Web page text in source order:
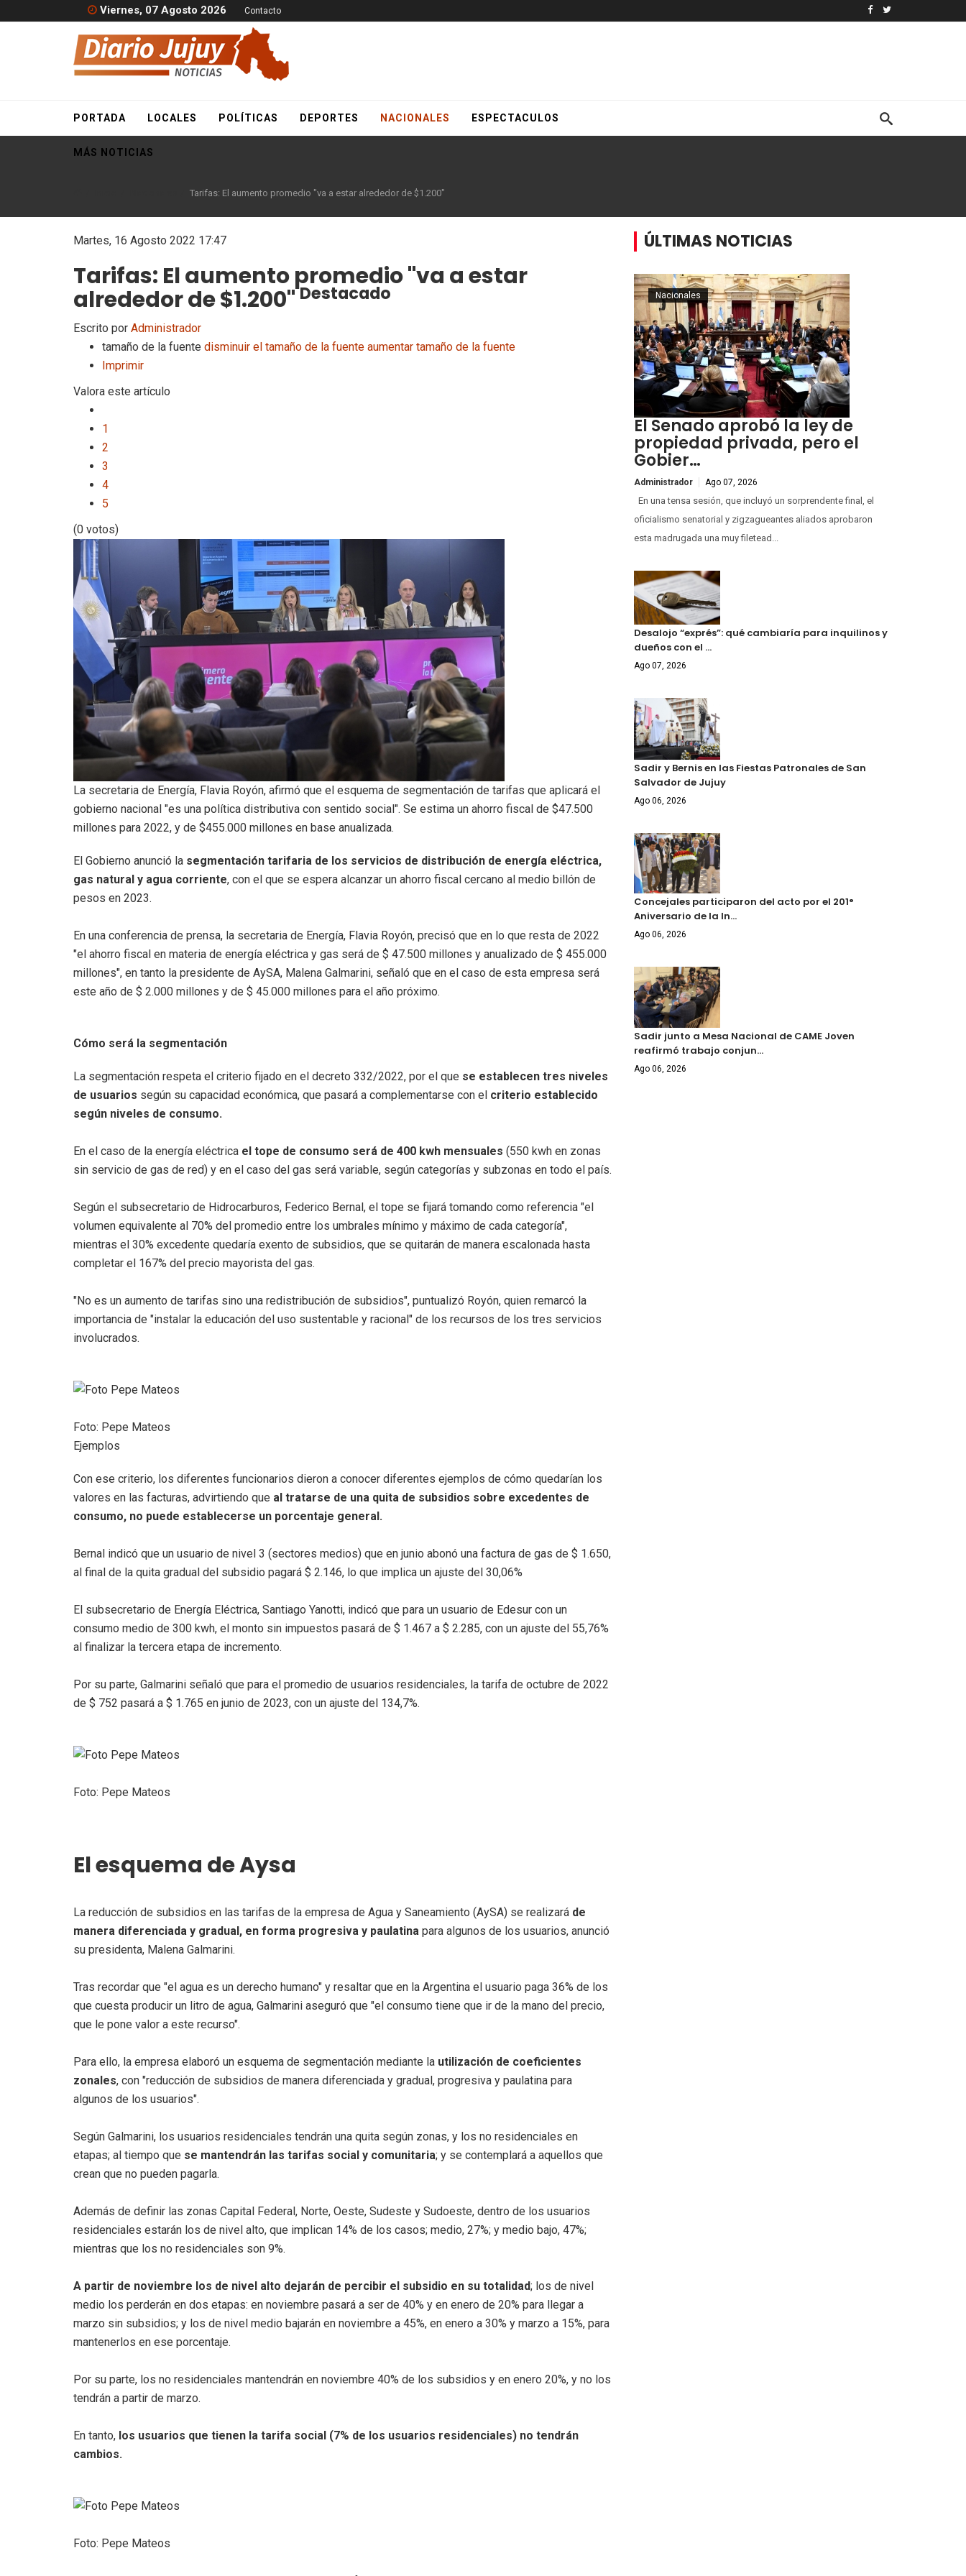
Viernes, 07 Agosto 2026 Contacto
PORTADA LOCALES POLÍTICAS DEPORTES NACIONALES ESPECTACULOS
MÁS NOTICIAS
Tarifas: El aumento promedio "va a estar alrededor de $1.200"
Martes, 16 Agosto 2022 17:47
Tarifas: El aumento promedio "va a estar
alrededor de $1.200" Destacado
Escrito por Administrador
tamaño de la fuente disminuir el tamaño de la fuente aumentar tamaño de la fuente
Imprimir
Valora este artículo
1
2
3
4
5
(0 votos)
La secretaria de Energía, Flavia Royón, afirmó que el esquema de segmentación de tarifas que aplicará el
gobierno nacional "es una política distributiva con sentido social". Se estima un ahorro fiscal de $47.500
millones para 2022, y de $455.000 millones en base anualizada.
El Gobierno anunció la segmentación tarifaria de los servicios de distribución de energía eléctrica,
gas natural y agua corriente, con el que se espera alcanzar un ahorro fiscal cercano al medio billón de
pesos en 2023.
En una conferencia de prensa, la secretaria de Energía, Flavia Royón, precisó que en lo que resta de 2022
"el ahorro fiscal en materia de energía eléctrica y gas será de $ 47.500 millones y anualizado de $ 455.000
millones", en tanto la presidente de AySA, Malena Galmarini, señaló que en el caso de esta empresa será
este año de $ 2.000 millones y de $ 45.000 millones para el año próximo.
Cómo será la segmentación
La segmentación respeta el criterio fijado en el decreto 332/2022, por el que se establecen tres niveles
de usuarios según su capacidad económica, que pasará a complementarse con el criterio establecido
según niveles de consumo.
En el caso de la energía eléctrica el tope de consumo será de 400 kwh mensuales (550 kwh en zonas
sin servicio de gas de red) y en el caso del gas será variable, según categorías y subzonas en todo el país.
Según el subsecretario de Hidrocarburos, Federico Bernal, el tope se fijará tomando como referencia "el
volumen equivalente al 70% del promedio entre los umbrales mínimo y máximo de cada categoría",
mientras el 30% excedente quedaría exento de subsidios, que se quitarán de manera escalonada hasta
completar el 167% del precio mayorista del gas.
"No es un aumento de tarifas sino una redistribución de subsidios", puntualizó Royón, quien remarcó la
importancia de "instalar la educación del uso sustentable y racional" de los recursos de los tres servicios
involucrados.
Foto: Pepe Mateos
Ejemplos
Con ese criterio, los diferentes funcionarios dieron a conocer diferentes ejemplos de cómo quedarían los
valores en las facturas, advirtiendo que al tratarse de una quita de subsidios sobre excedentes de
consumo, no puede establecerse un porcentaje general.
Bernal indicó que un usuario de nivel 3 (sectores medios) que en junio abonó una factura de gas de $ 1.650,
al final de la quita gradual del subsidio pagará $ 2.146, lo que implica un ajuste del 30,06%
El subsecretario de Energía Eléctrica, Santiago Yanotti, indicó que para un usuario de Edesur con un
consumo medio de 300 kwh, el monto sin impuestos pasará de $ 1.467 a $ 2.285, con un ajuste del 55,76%
al finalizar la tercera etapa de incremento.
Por su parte, Galmarini señaló que para el promedio de usuarios residenciales, la tarifa de octubre de 2022
de $ 752 pasará a $ 1.765 en junio de 2023, con un ajuste del 134,7%.
Foto: Pepe Mateos
El esquema de Aysa
La reducción de subsidios en las tarifas de la empresa de Agua y Saneamiento (AySA) se realizará de
manera diferenciada y gradual, en forma progresiva y paulatina para algunos de los usuarios, anunció
su presidenta, Malena Galmarini.
Tras recordar que "el agua es un derecho humano" y resaltar que en la Argentina el usuario paga 36% de los
que cuesta producir un litro de agua, Galmarini aseguró que "el consumo tiene que ir de la mano del precio,
que le pone valor a este recurso".
Para ello, la empresa elaboró un esquema de segmentación mediante la utilización de coeficientes
zonales, con "reducción de subsidios de manera diferenciada y gradual, progresiva y paulatina para
algunos de los usuarios".
Según Galmarini, los usuarios residenciales tendrán una quita según zonas, y los no residenciales en
etapas; al tiempo que se mantendrán las tarifas social y comunitaria; y se contemplará a aquellos que
crean que no pueden pagarla.
Además de definir las zonas Capital Federal, Norte, Oeste, Sudeste y Sudoeste, dentro de los usuarios
residenciales estarán los de nivel alto, que implican 14% de los casos; medio, 27%; y medio bajo, 47%;
mientras que los no residenciales son 9%.
A partir de noviembre los de nivel alto dejarán de percibir el subsidio en su totalidad; los de nivel
medio los perderán en dos etapas: en noviembre pasará a ser de 40% y en enero de 20% para llegar a
marzo sin subsidios; y los de nivel medio bajarán en noviembre a 45%, en enero a 30% y marzo a 15%, para
mantenerlos en ese porcentaje.
Por su parte, los no residenciales mantendrán en noviembre 40% de los subsidios y en enero 20%, y no los
tendrán a partir de marzo.
En tanto, los usuarios que tienen la tarifa social (7% de los usuarios residenciales) no tendrán
cambios.
Foto: Pepe Mateos
ÚLTIMAS NOTICIAS
El Senado aprobó la ley de
propiedad privada, pero el
Gobier…
Administrador Ago 07, 2026
Nacionales
En una tensa sesión, que incluyó un sorprendente final, el
oficialismo senatorial y zigzagueantes aliados aprobaron
esta madrugada una muy filetead...
Desalojo “exprés”: qué cambiaría para inquilinos y
dueños con el …
Ago 07, 2026
Sadir y Bernis en las Fiestas Patronales de San
Salvador de Jujuy
Ago 06, 2026
Concejales participaron del acto por el 201°
Aniversario de la In…
Ago 06, 2026
Sadir junto a Mesa Nacional de CAME Joven
reafirmó trabajo conjun…
Ago 06, 2026